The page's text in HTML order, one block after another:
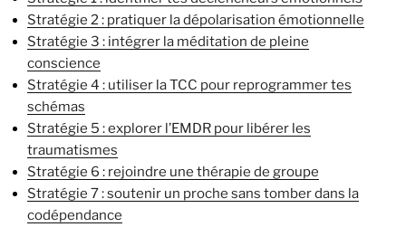
Stratégie 2 : pratiquer la dépolarisation émotionnelle
Stratégie 3 : intégrer la méditation de pleine
conscience
Stratégie 4 : utiliser la TCC pour reprogrammer tes
schémas
Stratégie 5 : explorer l’EMDR pour libérer les
traumatismes
Stratégie 6 : rejoindre une thérapie de groupe
Stratégie 7 : soutenir un proche sans tomber dans la
codépendance